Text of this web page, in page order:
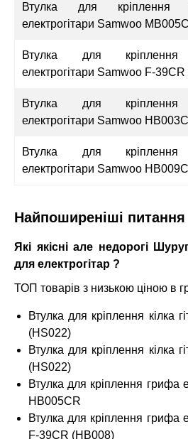
Втулка для кріплення
електрогітари Samwoo
Втулка для
електрогітари Samwoo F-
Втулка для
електрогітари Samwoo
Втулка для
електрогітари Samwoo
Найпоширеніші питання
Які якісні але недорогі
для електрогітар ?
ТОП товарів з низькою ціною в
Втулка для кріплення кілка
(HS022)
Втулка для кріплення кілка
(HS022)
Втулка для кріплення грифа
HB005CR
Втулка для кріплення грифа
F-39CR (HB008)